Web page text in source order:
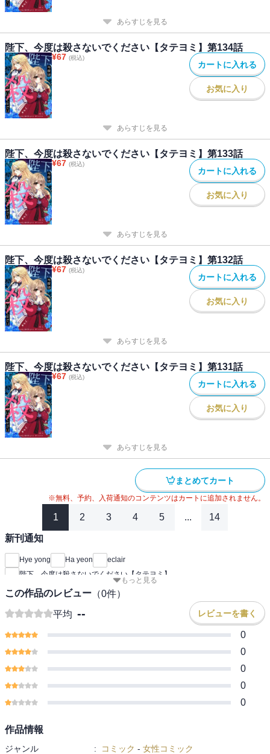
あらすじを見る
陛下、今度は殺さないでください【タテヨミ】第134話
¥67 (税込)
カートに入れる
お気に入り
あらすじを見る
陛下、今度は殺さないでください【タテヨミ】第133話
¥67 (税込)
カートに入れる
お気に入り
あらすじを見る
陛下、今度は殺さないでください【タテヨミ】第132話
¥67 (税込)
カートに入れる
お気に入り
あらすじを見る
陛下、今度は殺さないでください【タテヨミ】第131話
¥67 (税込)
カートに入れる
お気に入り
あらすじを見る
まとめてカート
※無料、予約、入荷通知のコンテンツはカートに追加されません。
1 2 3 4 5 ... 14
新刊通知
Hye yong Ha yeon
eclair
陛下、今度は殺さないでください【タテヨミ】
もっと見る
この作品のレビュー （0件）
平均 -- レビューを書く
0
0
0
0
0
作品情報
ジャンル : コミック - 女性コミック